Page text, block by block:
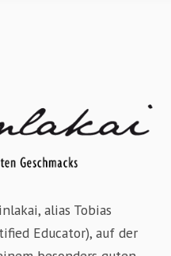
alias Tobias
Educator), auf der